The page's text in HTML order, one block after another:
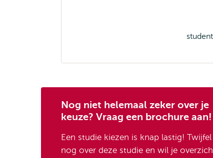
Nog niet helemaal zeker over je
keuze? Vraag een brochure aan!
Een studie kiezen is knap lastig!
nog over deze studie en wil je